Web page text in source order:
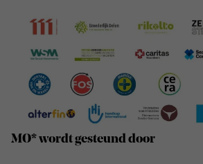
MO* wordt gesteund door